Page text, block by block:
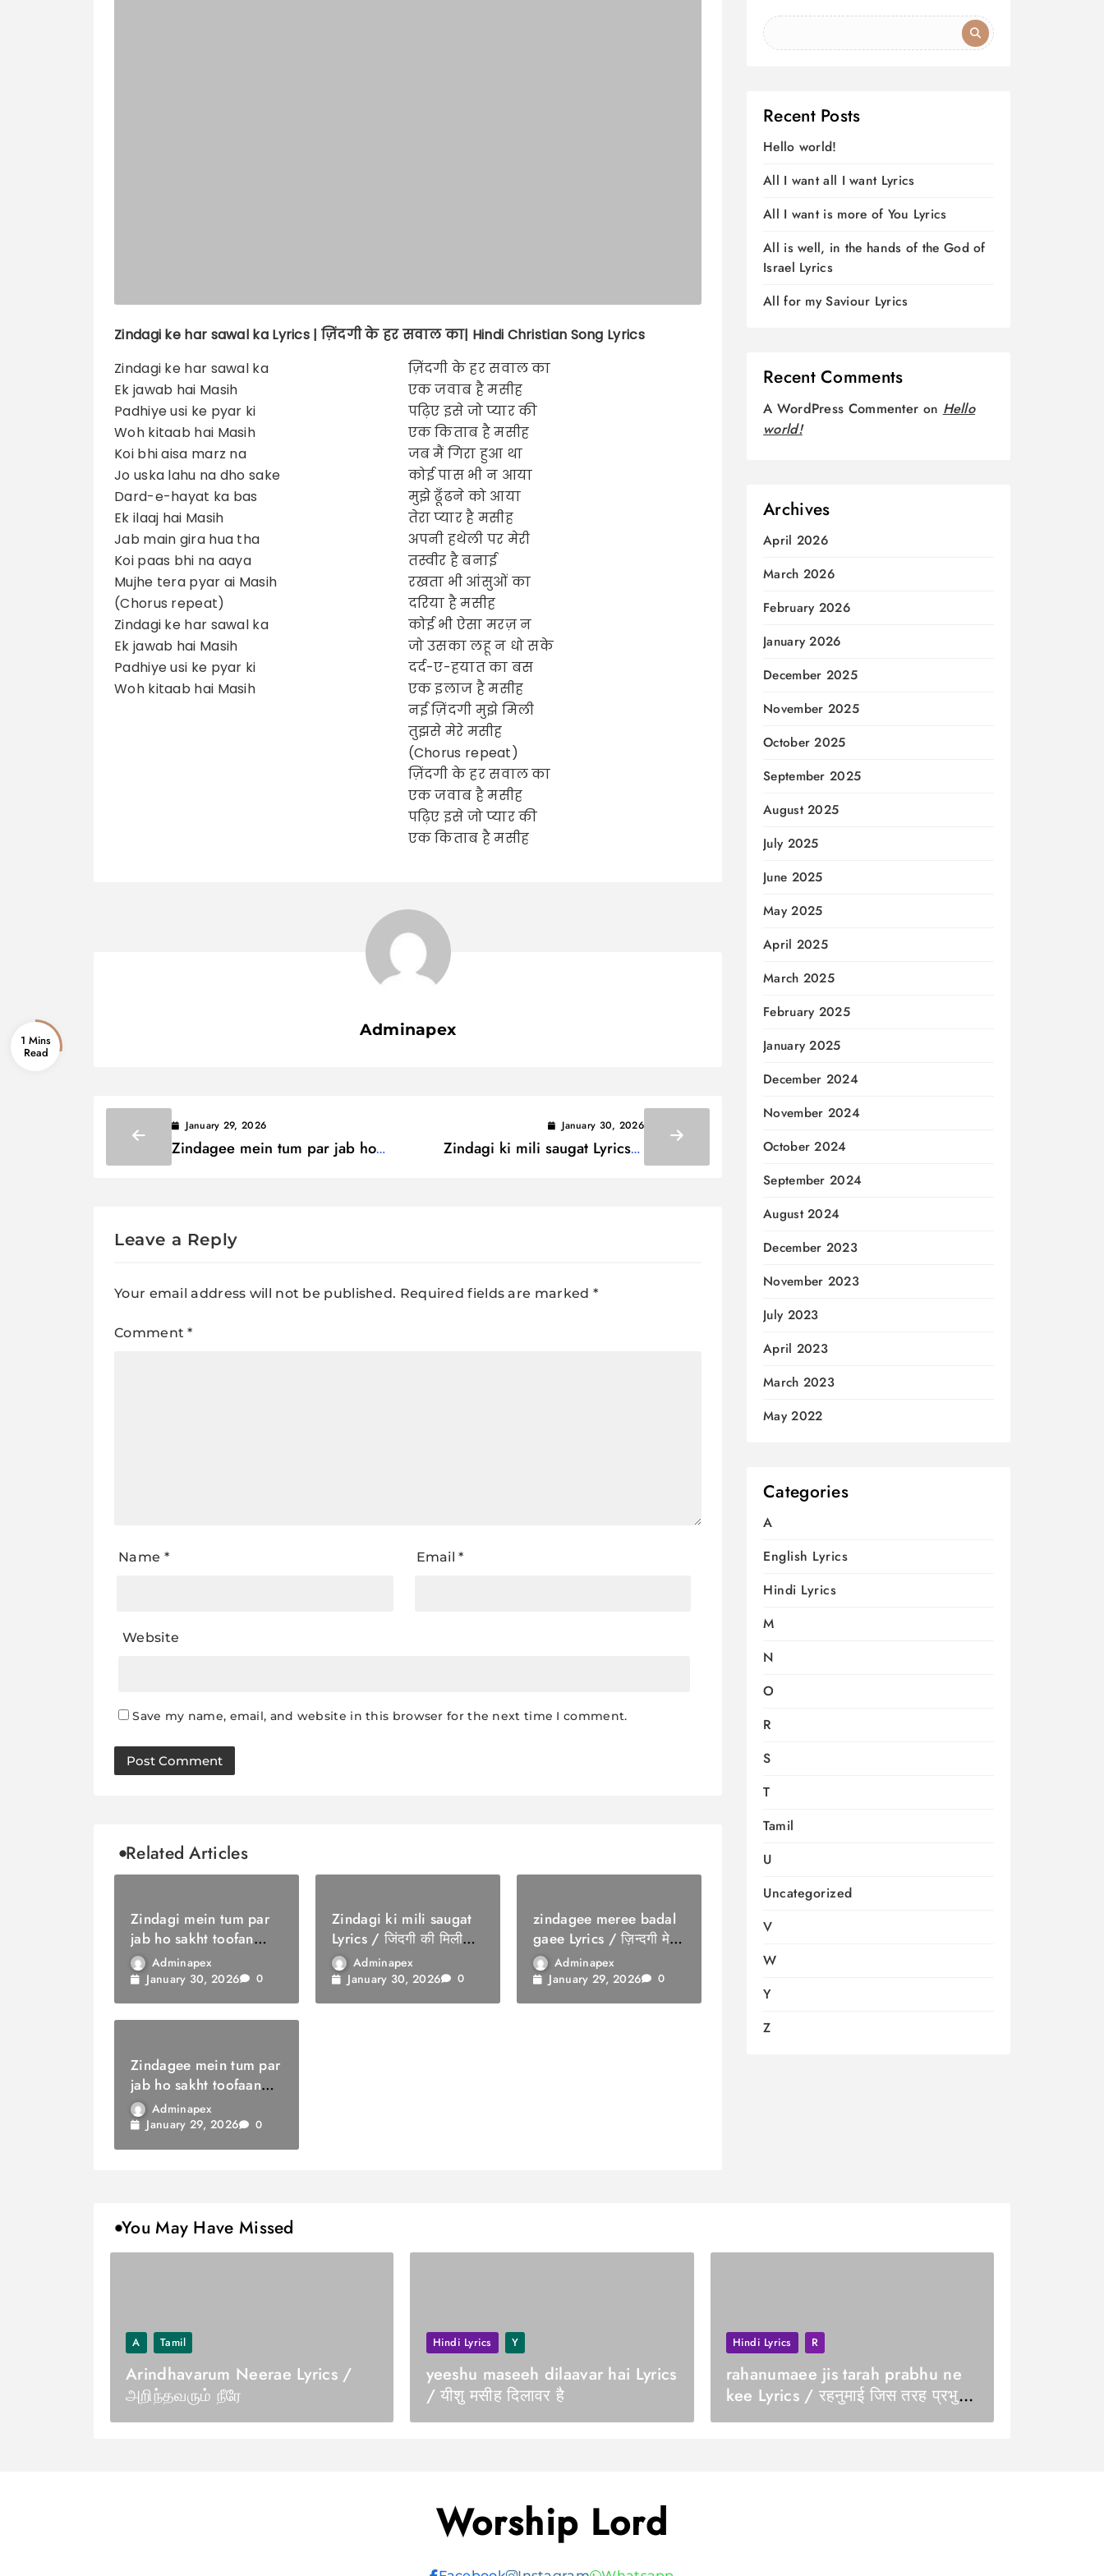
Zindagi ke har sawal ka Lyrics | ज़िंदगी के हर सवाल का| Hindi Christian Song Lyrics
Zindagi ke har sawal ka
Ek jawab hai Masih
Padhiye usi ke pyar ki
Woh kitaab hai Masih
Koi bhi aisa marz na
Jo uska lahu na dho sake
Dard-e-hayat ka bas
Ek ilaaj hai Masih
Jab main gira hua tha
Koi paas bhi na aaya
Mujhe tera pyar ai Masih
(Chorus repeat)
Zindagi ke har sawal ka
Ek jawab hai Masih
Padhiye usi ke pyar ki
Woh kitaab hai Masih
ज़िंदगी के हर सवाल का
एक जवाब है मसीह
पढ़िए इसे जो प्यार की
एक किताब है मसीह
जब मैं गिरा हुआ था
कोई पास भी न आया
मुझे ढूँढने को आया
तेरा प्यार है मसीह
अपनी हथेली पर मेरी
तस्वीर है बनाई
रखता भी आंसुओं का
दरिया है मसीह
कोई भी ऐसा मरज़ न
जो उसका लहू न धो सके
दर्द-ए-हयात का बस
एक इलाज है मसीह
नई ज़िंदगी मुझे मिली
तुझसे मेरे मसीह
(Chorus repeat)
ज़िंदगी के हर सवाल का
एक जवाब है मसीह
पढ़िए इसे जो प्यार की
एक किताब है मसीह
Adminapex
January 29, 2026
Zindagee mein tum par jab ho
January 30, 2026
Zindagi ki mili saugat Lyrics /
जिंदगी की मिली सौगात
Leave a Reply
Your email address will not be published. Required fields are marked *
Comment*
Name * Email*
Website
Save my name, email, and website in this browser for the next time I comment.
Related Articles
Zindagi mein tum par
jab ho sakht toofan
Lyrics / ज़िंदगी में तुम पर
जब हो सख्त तूफ़ान
Adminapex
January 30, 2026
0
Zindagi ki mili saugat
Lyrics / जिंदगी की मिली
सौगातAdminapex
January 30, 2026
0
zindagee meree badal
gaee Lyrics / ज़िन्दगी मेरी
बदल गईAdminapex
January 29, 2026
0
Zindagee mein tum par
jab ho sakht toofaan
Lyrics / ज़िन्दगी में तुम पर
जब हो सख़्त तूफ़ान
Adminapex
January 29, 2026
0
1 Mins
Recent Posts
Hello world!
All I want all I want Lyrics
All I want is more of You Lyrics
All is well, in the hands of the God of
Israel Lyrics
All for my Saviour Lyrics
Recent Comments
A WordPress Commenter on Hello
world!
Archives
April 2026
March 2026
February 2026
January 2026
December 2025
November 2025
October 2025
September 2025
August 2025
July 2025
June 2025
May 2025
April 2025
March 2025
February 2025
January 2025
December 2024
November 2024
October 2024
September 2024
August 2024
December 2023
November 2023
July 2023
April 2023
March 2023
May 2022
Categories
A
English Lyrics
Hindi Lyrics
M
N
O
R
S
T
Tamil
U
Uncategorized
V
W
Y
Z
You May Have Missed
A Tamil
Arindhavarum Neerae Lyrics /
அறிந்தவரும் நீரே
Hindi Lyrics Y
yeeshu maseeh dilaavar hai Lyrics
/ यीशु मसीह दिलावर है
Hindi Lyrics R
rahanumaee jis tarah prabhu ne
kee Lyrics / रहनुमाई जिस तरह प्रभु ने
की
Worship Lord